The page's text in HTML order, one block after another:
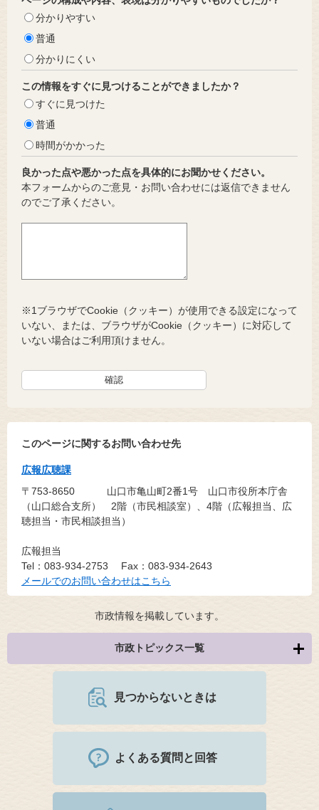
分かりやすい
普通
分かりにくい
この情報をすぐに見つけることができましたか？
すぐに見つけた
普通
時間がかかった
良かった点や悪かった点を具体的にお聞かせください。
本フォームからのご意見・お問い合わせには返信できません
のでご了承ください。
※1ブラウザでCookie（クッキー）が使用できる設定になって
いない、または、ブラウザがCookie（クッキー）に対応して
いない場合はご利用頂けません。
このページに関するお問い合わせ先
広報広聴課
〒753-8650
山口市亀山町2番1号 山口市役所本庁舎
（山口総合支所） 2階（市民相談室）、4階（広報担当、広
聴担当・市民相談担当）
広報担当
Tel：083-934-2753
Fax：083-934-2643
メールでのお問い合わせはこちら
市政情報を掲載しています。
市政トピックス一覧
見つからないときは
よくある質問と回答